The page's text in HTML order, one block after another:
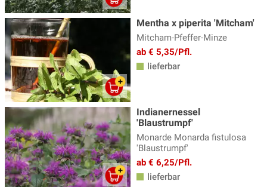
Mentha x piperita 'Mitcham'
Mitcham-Pfeffer-Minze
ab € 5,35/Pfl.
lieferbar
Indianernessel
'Blaustrumpf'
Monarde Monarda fistulosa
'Blaustrumpf'
ab € 6,25/Pfl.
lieferbar